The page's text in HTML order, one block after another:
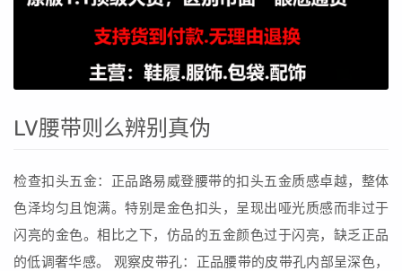
LV腰带则么辨别真伪
检查扣头五金：正品路易威登腰带的扣头五金质感卓越，整体
色泽均匀且饱满。特别是金色扣头，呈现出哑光质感而非过于
闪亮的金色。相比之下，仿品的五金颜色过于闪亮，缺乏正品
的低调奢华感。 观察皮带孔：正品腰带的皮带孔内部呈深色，